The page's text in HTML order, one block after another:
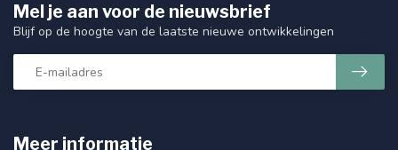
Meer informatie
Mel je aan voor de nieuwsbrief
Blijf op de hoogte van de laatste nieuwe ontwikkelingen